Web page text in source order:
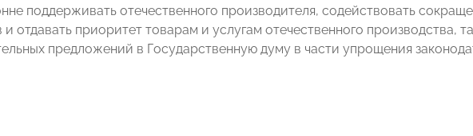
поддерживать отечественного производителя, содействовать
и отдавать приоритет товарам и услугам отечественного производства,
предложений в Государственную думу в части упрощения